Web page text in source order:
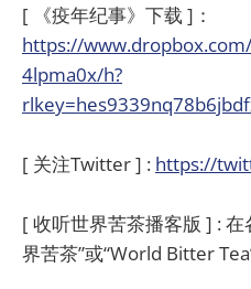
[ 《疫年纪事》下载 ]：
https://
4lpma0x/h?
[ 关注Twitter ] : https://
[ 收听世界苦茶播客版 ] :
界苦茶”或“World Bitter